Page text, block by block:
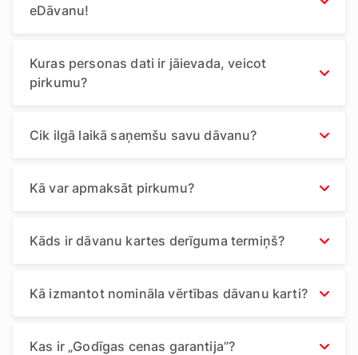
eDāvanu!
Kuras personas dati ir jāievada, veicot
pirkumu?
Cik ilgā laikā saņemšu savu dāvanu?
Kā var apmaksāt pirkumu?
Kāds ir dāvanu kartes derīguma termiņš?
Kā izmantot nomināla vērtības dāvanu karti?
Kas ir „Godīgas cenas garantija”?